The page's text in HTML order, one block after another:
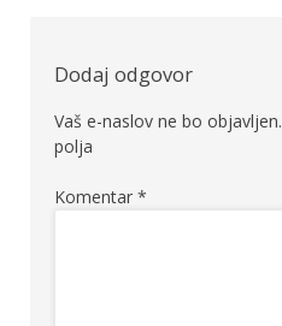
Dodaj odgovor
Vaš e-naslov ne bo objavljen.
polja
Komentar *